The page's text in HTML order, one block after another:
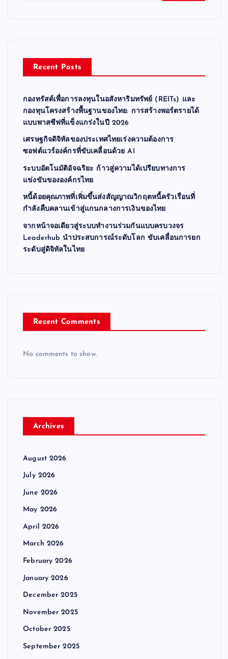
Recent Posts
กองทรัสต์เพื่อการลงทุนในอสังหาริมทรัพย์ (REITs) และ
กองทุนโครงสร้างพื้นฐานของไทย: การสร้างพอร์ตรายได้
แบบพาสซีฟที่แข็งแกร่งในปี 2026
เศรษฐกิจดิจิทัลของประเทศไทยเร่งความต้องการ
ซอฟต์แวร์องค์กรที่ขับเคลื่อนด้วย AI
ระบบอัตโนมัติอัจฉริยะ ก้าวสู่ความได้เปรียบทางการ
แข่งขันขององค์กรไทย
หนี้ด้อยคุณภาพที่เพิ่มขึ้นส่งสัญญาณวิกฤตหนี้ครัวเรือนที่
กำลังคืบคลานเข้าสู่แกนกลางการเงินของไทย
จากหน้าจอเดียวสู่ระบบทำงานร่วมกันแบบครบวงจร
Leaderhub นำประสบการณ์ระดับโลก ขับเคลื่อนการยก
ระดับสู่ดิจิทัลในไทย
Recent Comments
No comments to show.
Archives
August 2026
July 2026
June 2026
May 2026
April 2026
March 2026
February 2026
January 2026
December 2025
November 2025
October 2025
September 2025